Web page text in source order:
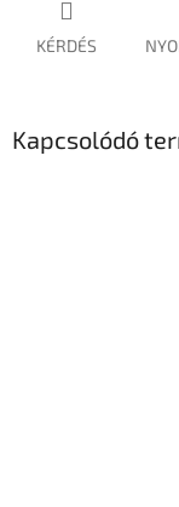
KÉRDÉS
Kapcsolódó